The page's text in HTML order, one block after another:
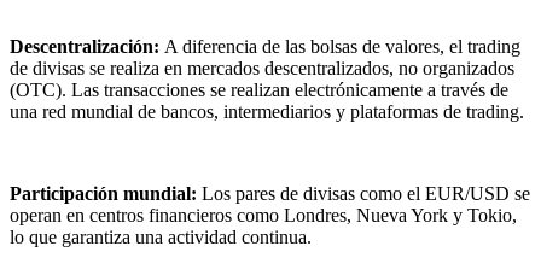
Descentralización: A diferencia de las bolsas de valores, el trading
de divisas se realiza en mercados descentralizados, no organizados
(OTC). Las transacciones se realizan electrónicamente a través de
una red mundial de bancos, intermediarios y plataformas de trading.
Participación mundial: Los pares de divisas como el EUR/USD se
operan en centros financieros como Londres, Nueva York y Tokio,
lo que garantiza una actividad continua.